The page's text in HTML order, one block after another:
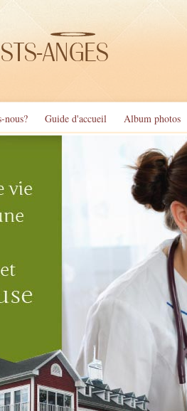
nous? Guide d'accueil Album photos